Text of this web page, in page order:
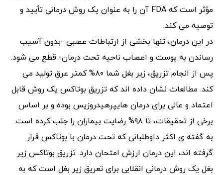
مؤثر است که FDA آن را به عنوان یک روش درمانی تأیید و
توصیه می کند.
در این درمان، تنها بخشی از ارتباطات عصبی -بدون آسیب
رساندن به پوست و اعصاب ناحیه تحت درمان- قطع می شود.
پس از انجام تزریق، زیر بغل شما ۸۰% کمتر عرق تولید می
کند. مطالعات نشان داده اند که تزریق بوتاکس یک روش قابل
اعتماد و عالی برای درمان هایپرهیدروزیس بوده و بر اساس
برخی از تحقیقات، تا ۹۸% رضایت بیماران را جلب کرده است.
به گفته ی اکثر داوطلبانی که تحت درمان با بوتاکس قرار
گرفته اند، این درمان ارزش امتحان دارد. تزریق بوتاکس زیر
بغل یک روش درمانی انقلابی برای تعریق زیر بغل است که به